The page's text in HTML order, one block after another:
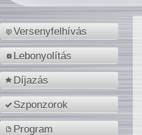
Versenyfelhívás
Lebonyolítás
Díjazás
Szponzorok
Program